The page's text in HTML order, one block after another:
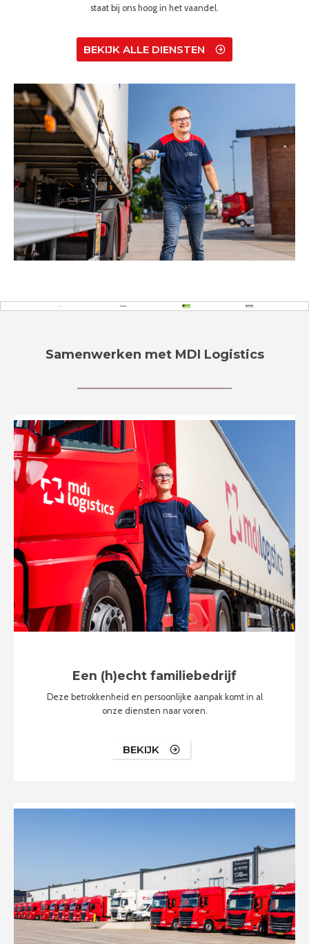
staat bij ons hoog in het vaandel.
BEKIJK ALLE DIENSTEN
Samenwerken met MDI Logistics
Een (h)echt familiebedrijf
Deze betrokkenheid en persoonlijke aanpak komt in al
onze diensten naar voren.
BEKIJK